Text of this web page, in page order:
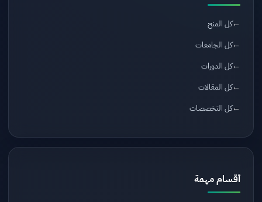
كل المنح
كل الجامعات
كل الدورات
كل المقالات
كل التخصصات
أقسام مهمة